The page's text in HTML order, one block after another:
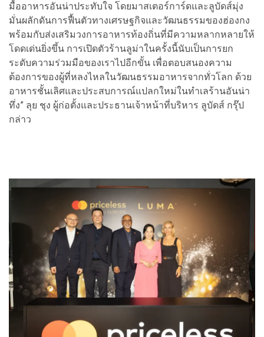
มื้ออาหารอันน่าประทับใจ โดยมาสเตอร์การ์ดและลูบัดส์มุ่ง
มั่นผลักดันการฟื้นตัวทางเศรษฐกิจและวัฒนธรรมของฮ่องกง
พร้อมกับส่งเสริมวงการอาหารท้องถิ่นที่มีความหลากหลายให้
โดดเด่นยิ่งขึ้น การเปิดตัวร้านลูม่าในครั้งนี้นับเป็นการยก
ระดับความร่วมมือของเราไปอีกขั้น เพื่อตอบสนองความ
ต้องการของผู้ที่หลงไหลในวัฒนธรรมอาหารจากทั่วโลก ด้วย
อาหารชั้นเลิศและประสบการณ์แปลกใหม่ในทำเลร้านอันน่า
ทึ่ง” ลุย ชุง ผู้ก่อตั้งและประธานเจ้าหน้าที่บริหาร ลูบัดส์ กรุ๊ป
กล่าว